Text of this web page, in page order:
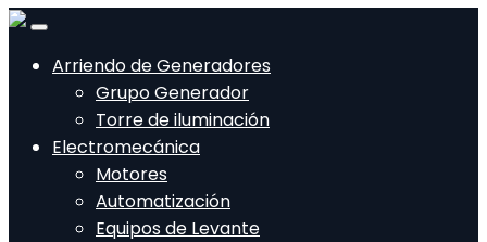
Arriendo de Generadores
Grupo Generador
Torre de iluminación
Electromecánica
Motores
Automatización
Equipos de Levante